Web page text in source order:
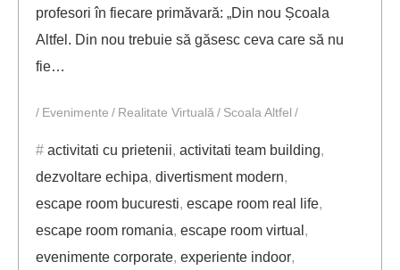
profesori în fiecare primăvară: „Din nou Școala
Altfel. Din nou trebuie să găsesc ceva care să nu
fie…
Evenimente Realitate Virtuală Scoala Altfel
activitati cu prietenii, activitati team building,
dezvoltare echipa, divertisment modern,
escape room bucuresti, escape room real life,
escape room romania, escape room virtual ,
evenimente corporate, experiente indoor,